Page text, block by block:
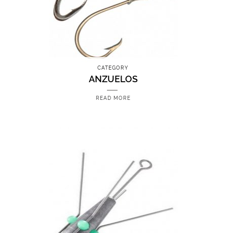
CATEGORY
ANZUELOS
READ MORE